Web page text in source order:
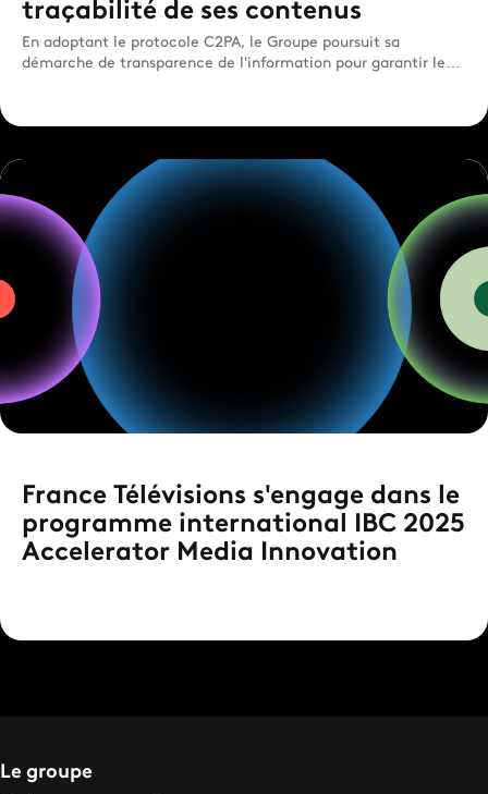
traçabilité de ses contenus
En adoptant le protocole C2PA, le Groupe poursuit sa
démarche de transparence de l'information pour garantir leur
France Télévisions s'engage dans le
programme international IBC 2025
Accelerator Media Innovation
Le groupe